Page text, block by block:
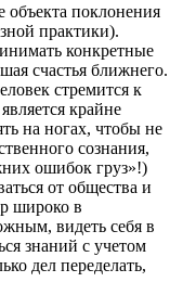
объекта поклонения
практики).
конкретные
счастья ближнего.
стремится к
крайне
на ногах, чтобы не
сознания,
ошибок груз»!)
от общества и
широко в
видеть себя в
знаний с учетом
дел переделать,